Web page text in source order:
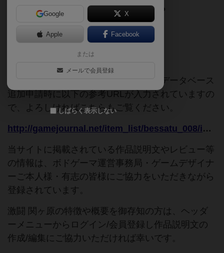
どうする家康？どうなる関ヶ原！？
ゲームジャーナル別冊
ご協力ください
このページは情報が不足しています。データベース
追加申請時に以下の参考URLが入力されていますの
で、よろしければこちらもご覧ください。
http://gamejournal.net/item_list/bessatu_008/index.html
当サイトに掲載されている作品説明文やレビュー等
の情報は、ボドゲーマ運営事務局・ゲームデザイナ
ーご本人様・有志の皆様にご協力をいただきながら
登録されています。
激闘 関ヶ原の特徴や概要を御存知の方は、ヘッダ
ーメニューからログイン/会員登録し作品説明文の
作成/編集にご協力いただければ幸いです。
Google X
Apple Facebook
または
メールで会員登録
しばらく表示しない